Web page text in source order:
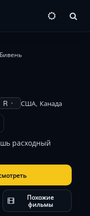
Бивень
R США, Канада
расходный
Похожие
фильмы